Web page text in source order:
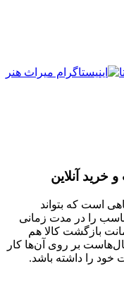
خرید آنلاین
است که بتواند
را در مدت زمانی
بازگشت کالا هم
بر روی آن‌ها کار
خود را داشته باشد.